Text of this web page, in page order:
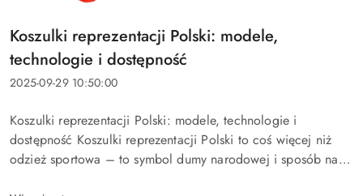
Tytuł
artykułu:
Koszulki reprezentacji Polski: modele,
technologie i dostępność
Data
2025-09-29 10:50:00
Treść
artykułu:
Koszulki reprezentacji Polski: modele, technologie i
dostępność Koszulki reprezentacji Polski to coś więcej niż
odzież sportowa – to symbol dumy narodowej i sposób na